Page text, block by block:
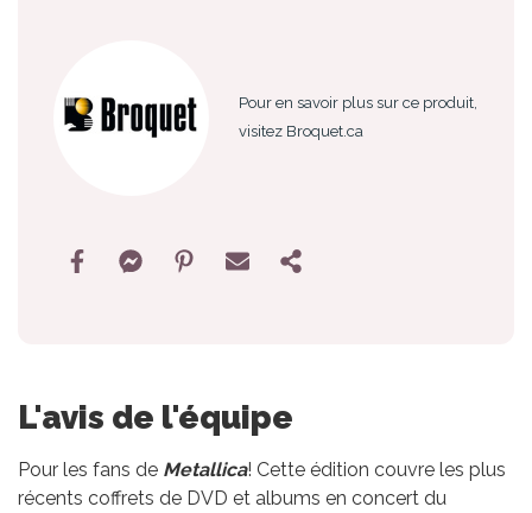
Pour en savoir plus sur ce produit,
visitez Broquet.ca
L'avis de l'équipe
Pour les fans de Metallica! Cette édition couvre les plus
récents coffrets de DVD et albums en concert du